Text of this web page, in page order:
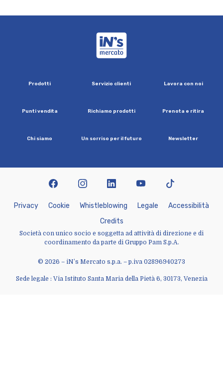
Prodotti Servizio clienti Lavora con noi
Puntivendita Richiamo prodotti Prenota e ritira
Chi siamo Un sorriso per ilfuturo Newsletter
© 2026 – iN’s Mercato s.p.a. – p.iva 02896940273
Sede legale : Via Istituto Santa Maria della Pietà 6, 30173, Venezia
Privacy Cookie Whist eb owing Lega e Accessibi ità
Credits
Società con unico socio e soggetta ad attività di direzione e di
coordinamento da parte di Gruppo Pam S.p.A.
facebookinstagram linkedin youtubetiktok